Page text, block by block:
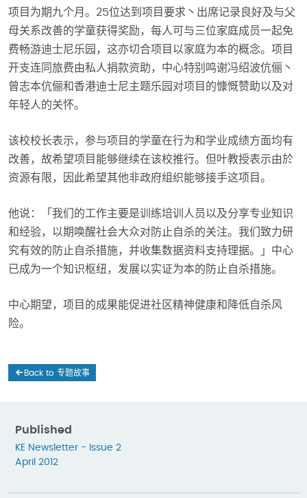
项目为期九个月。25位达到项目要求丶出席记录良好及与父
母关系改善的学童获得奖励，每人可与三位家庭成员一起免
费畅游迪士尼乐园，这亦切合项目以家庭为本的概念。项目
开支连同旅费由私人捐款资助，中心特别鸣谢冯绍波伉俪丶
曾志本伉俪和香港迪士尼主题乐园对项目的慷慨赞助以及对
年轻人的关怀。
该校校长表示，参与项目的学童在行为和学业成绩方面均有
改善，故希望项目能够继续在该校推行。但叶教授表示由於
资源有限，因此希望其他非政府组织能够接手这项目。
他说：「我们的工作主要是训练培训人员以及分享专业知识
和经验，以期唤醒社会大众对防止自杀的关注。我们致力研
究有效的防止自杀措施，并收集数据资料支持理据。」中心
已成为一个知识枢纽，发展以实证为本的防止自杀措施。
中心期望，项目的成果能促进社区精神健康和降低自杀风
险。
Back to 专题故事
Published
KE Newsletter - Issue 2
April 2012